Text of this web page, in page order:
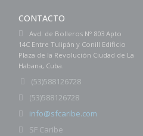
CONTACTO
Avd. de Bolleros Nº 803 Apto
14C Entre Tulipán y Conill Edificio
Plaza de la Revolución Ciudad de La
Habana, Cuba.
(53)588126728
(53)588126728
info@sfcaribe.com
SF Caribe